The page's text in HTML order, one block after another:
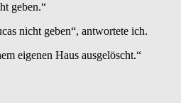
geben.“
nicht geben“, antwortete ich.
eigenen Haus ausgelöscht.“